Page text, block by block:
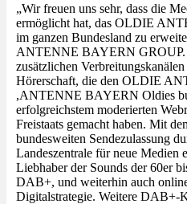
„Wir freuen uns sehr, dass die
ermöglicht hat, das OLDIE
im ganzen Bundesland zu
ANTENNE BAYERN GROUP.
zusätzlichen
Hörerschaft, die den OLDIE
,ANTENNE BAYERN Oldies
erfolgreichstem moderierten
Freistaats gemacht haben. Mit
bundesweiten Sendezulassung
Landeszentrale für neue Medien
Liebhaber der Sounds der 60er
DAB+, und weiterhin auch
Digitalstrategie. Weitere DAB+-